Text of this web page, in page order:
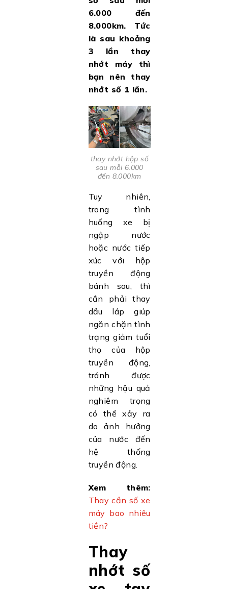
6.000 đến
8.000km. Tức
là sau khoảng
3 lần thay
nhớt máy thì
bạn nên thay
nhớt số 1 lần.
thay nhớt hộp số
sau mỗi 6.000
đến 8.000km
Tuy nhiên,
trong tình
huống xe bị
ngập nước
hoặc nước tiếp
xúc với hộp
truyền động
bánh sau, thì
cần phải thay
dầu láp giúp
ngăn chặn tình
trạng giảm tuổi
thọ của hộp
truyền động,
tránh được
những hậu quả
nghiêm trọng
có thể xảy ra
do ảnh hưởng
của nước đến
hệ thống
truyền động.
Xem thêm:
Thay cần số xe
máy bao nhiêu
tiền?
Thay
nhớt số